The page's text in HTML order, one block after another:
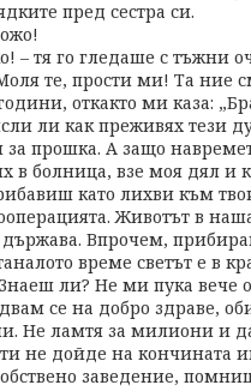
пред сестра си.
– тя го гледаше с тъжни
те, прости ми! Та ние
откакто ми каза:
ли как преживях тези
прошка. А защо
в болница, взе моя дял
като лихви към
Животът в
държава. Впрочем,
време светът е в
ли? Не ми пука
се на добро здраве,
Не ламтя за милиони и
не дойде на кончината
заведение,